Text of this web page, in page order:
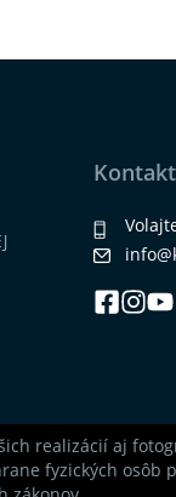
realizácií aj
fyzických